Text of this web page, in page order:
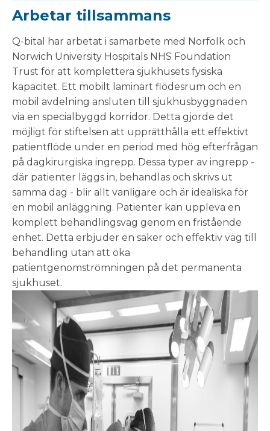
Arbetar tillsammans
Q-bital har arbetat i samarbete med Norfolk och
Norwich University Hospitals NHS Foundation
Trust för att komplettera sjukhusets fysiska
kapacitet. Ett mobilt laminärt flödesrum och en
mobil avdelning ansluten till sjukhusbyggnaden
via en specialbyggd korridor. Detta gjorde det
möjligt för stiftelsen att upprätthålla ett effektivt
patientflöde under en period med hög efterfrågan
på dagkirurgiska ingrepp. Dessa typer av ingrepp -
där patienter läggs in, behandlas och skrivs ut
samma dag - blir allt vanligare och är idealiska för
en mobil anläggning. Patienter kan uppleva en
komplett behandlingsväg genom en fristående
enhet. Detta erbjuder en säker och effektiv väg till
behandling utan att öka
patientgenomströmningen på det permanenta
sjukhuset.